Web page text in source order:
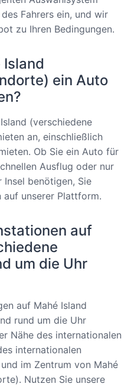
Fahrers ein, und wir
zu Ihren Bedingungen.
Island
ein Auto
(verschiedene
an, einschließlich
Ob Sie ein Auto für
Ausflug oder nur
benötigen, Sie
unserer Plattform.
auf
um die Uhr
auf Mahé Island
rund um die Uhr
Nähe des internationalen
internationalen
im Zentrum von Mahé
Nutzen Sie unsere